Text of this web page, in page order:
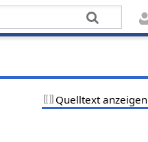
Quelltext anzeigen